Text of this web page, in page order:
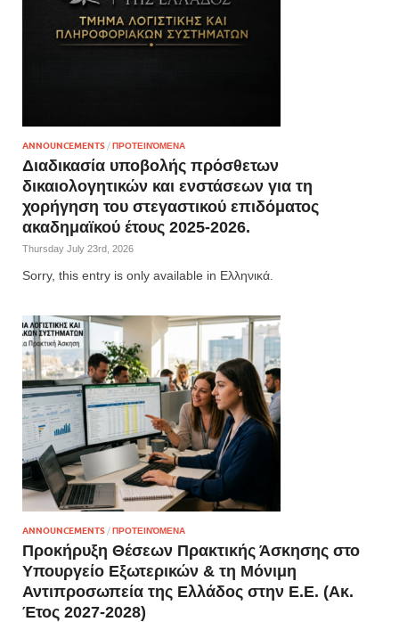
ANNOUNCEMENTS/ΠΡΟΤΕΙΝΌΜΕΝΑ
Διαδικασία υποβολής πρόσθετων
δικαιολογητικών και ενστάσεων για τη
χορήγηση του στεγαστικού επιδόματος
ακαδημαϊκού έτους 2025-2026.
Thursday July 23rd, 2026
Sorry, this entry is only available in Ελληνικά.
ANNOUNCEMENTS/ ΠΡΟΤΕΙΝΌΜΕΝΑ
Προκήρυξη Θέσεων Πρακτικής Άσκησης στο
Υπουργείο Εξωτερικών & τη Μόνιμη
Αντιπροσωπεία της Ελλάδος στην Ε.Ε. (Ακ.
Έτος 2027-2028)